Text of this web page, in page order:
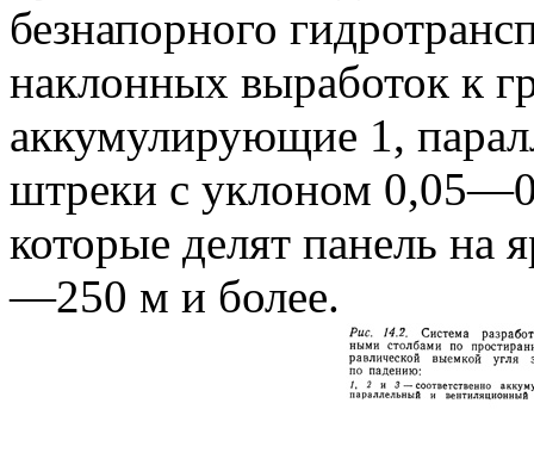
безнапорного
наклонных выработок к
аккумулирующие 1,
штреки с уклоном
которые делят панель на
—250 м и более.